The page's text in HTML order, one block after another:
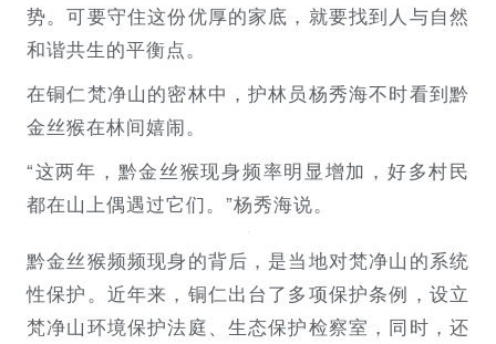
势。可要守住这份优厚的家底，就要找到人与自然
和谐共生的平衡点。
在铜仁梵净山的密林中，护林员杨秀海不时看到黔
金丝猴在林间嬉闹。
“这两年，黔金丝猴现身频率明显增加，好多村民
都在山上偶遇过它们。”杨秀海说。
黔金丝猴频频现身的背后，是当地对梵净山的系统
性保护。近年来，铜仁出台了多项保护条例，设立
梵净山环境保护法庭、生态保护检察室，同时，还